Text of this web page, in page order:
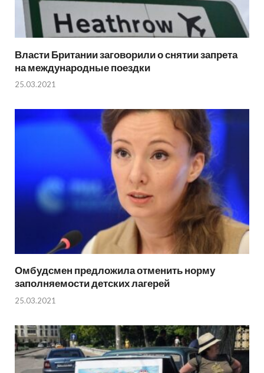
Власти Британии заговорили о снятии запрета
на международные поездки
25.03.2021
Омбудсмен предложила отменить норму
заполняемости детских лагерей
25.03.2021